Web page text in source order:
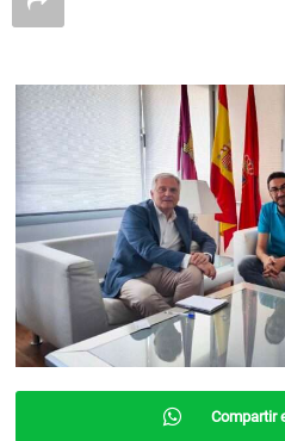
Compartir